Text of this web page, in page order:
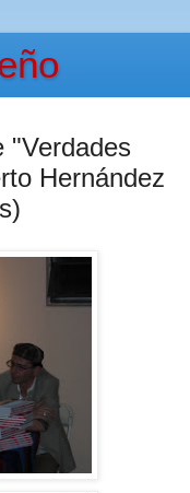
"Verdades
Hernández